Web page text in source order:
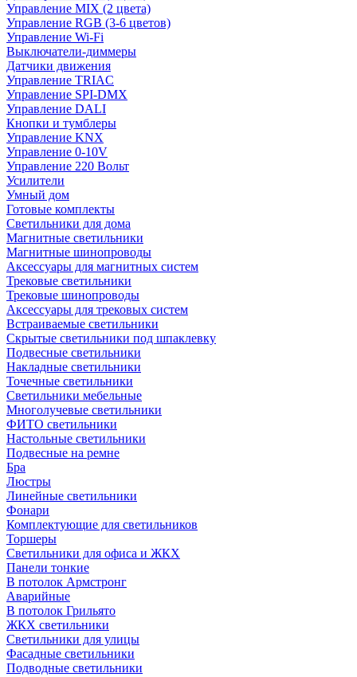
Управление MIX (2 цвета)
Управление RGB (3-6 цветов)
Управление Wi-Fi
Выключатели-диммеры
Датчики движения
Управление TRIAC
Управление SPI-DMX
Управление DALI
Кнопки и тумблеры
Управление KNX
Управление 0-10V
Управление 220 Вольт
Усилители
Умный дом
Готовые комплекты
Светильники для дома
Магнитные светильники
Магнитные шинопроводы
Аксессуары для магнитных систем
Трековые светильники
Трековые шинопроводы
Аксессуары для трековых систем
Встраиваемые светильники
Скрытые светильники под шпаклевку
Подвесные светильники
Накладные светильники
Точечные светильники
Светильники мебельные
Многолучевые светильники
ФИТО светильники
Настольные светильники
Подвесные на ремне
Бра
Люстры
Линейные светильники
Фонари
Комплектующие для светильников
Торшеры
Светильники для офиса и ЖКХ
Панели тонкие
В потолок Армстронг
Аварийные
В потолок Грильято
ЖКХ светильники
Светильники для улицы
Фасадные светильники
Подводные светильники